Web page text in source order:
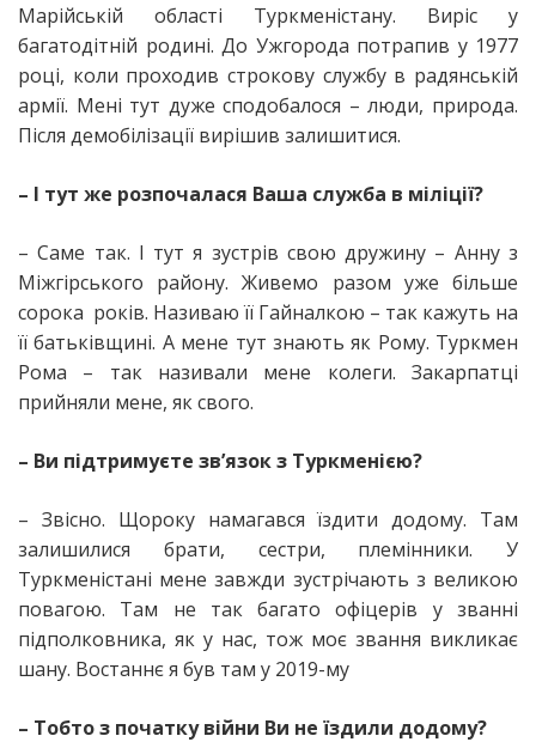
Марійській області Туркменістану. Виріс у
багатодітній родині. До Ужгорода потрапив у 1977
році, коли проходив строкову службу в радянській
армії. Мені тут дуже сподобалося – люди, природа.
Після демобілізації вирішив залишитися.
– І тут же розпочалася Ваша служба в міліції?
– Саме так. І тут я зустрів свою дружину – Анну з
Міжгірського району. Живемо разом уже більше
сорока років. Називаю її Гайналкою – так кажуть на
її батьківщині. А мене тут знають як Рому. Туркмен
Рома – так називали мене колеги. Закарпатці
прийняли мене, як свого.
– Ви підтримуєте зв’язок з Туркменією?
– Звісно. Щороку намагався їздити додому. Там
залишилися брати, сестри, племінники. У
Туркменістані мене завжди зустрічають з великою
повагою. Там не так багато офіцерів у званні
підполковника, як у нас, тож моє звання викликає
шану. Востаннє я був там у 2019-му
– Тобто з початку війни Ви не їздили додому?